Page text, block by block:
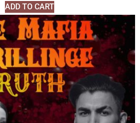
ADD TO CART